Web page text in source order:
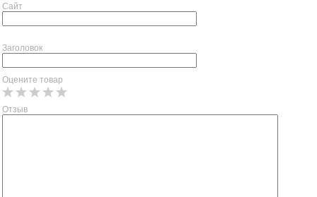
Сайт
Заголовок
Оцените товар
Отзыв